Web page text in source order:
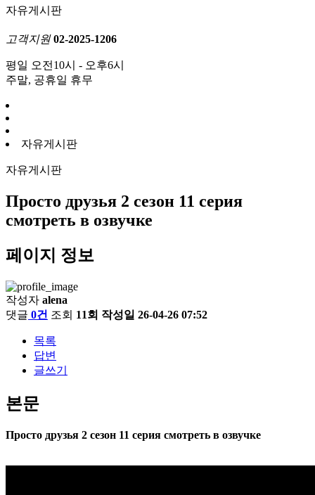
자유게시판
고객지원 02-2025-1206
평일 오전10시 - 오후6시
주말, 공휴일 휴무
자유게시판
자유게시판
Просто друзья 2 сезон 11 серия
смотреть в озвучке
페이지 정보
작성자 alena
댓글 0건 조회 11회 작성일 26-04-26 07:52
목록
답변
글쓰기
본문
Просто друзья 2 сезон 11 серия смотреть в озвучке